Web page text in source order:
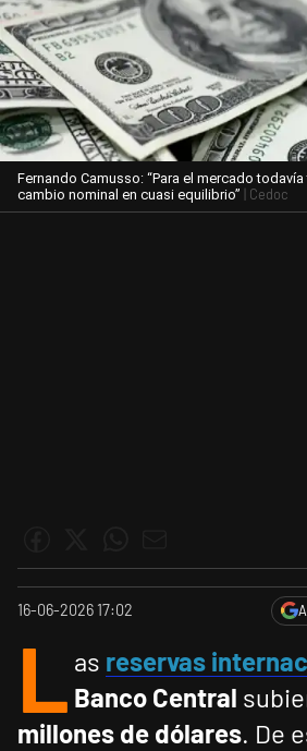
Fernando Camusso: “Para el mercado
cambio nominal en cuasi equilibrio” | Cedoc
16-06-2026 17:02
L as reservas
Banco Central
millones de dólares. De